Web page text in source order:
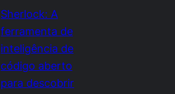
Sherlock: A
ferramenta de
inteligência de
código aberto
para descobrir